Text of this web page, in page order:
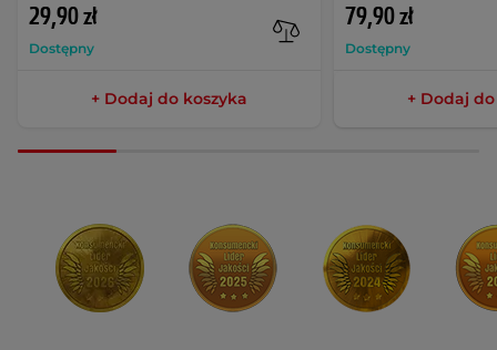
29,90 zł
Dostępny
+ Dodaj do koszyka
79,90 zł
Dostępny
+ Dodaj